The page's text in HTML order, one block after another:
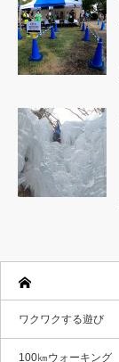
ワクワクする遊び
100㎞ウォーキング